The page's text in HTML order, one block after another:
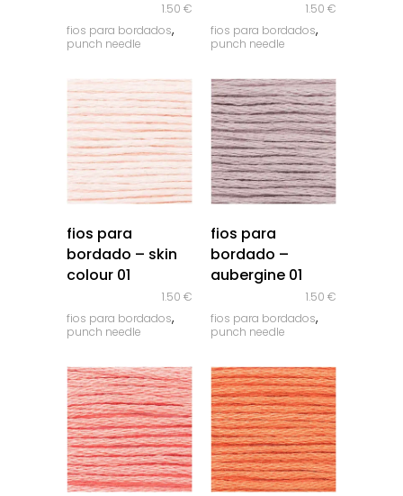
1.50 €
fios para bordados,
punch needle
1.50 €
fios para bordados,
punch needle
fios para
bordado – skin
colour 01
1.50 €
fios para bordados,
punch needle
fios para
bordado –
aubergine 01
1.50 €
fios para bordados,
punch needle